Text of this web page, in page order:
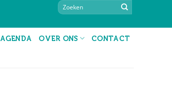
AGENDA OVER ONS CONTACT